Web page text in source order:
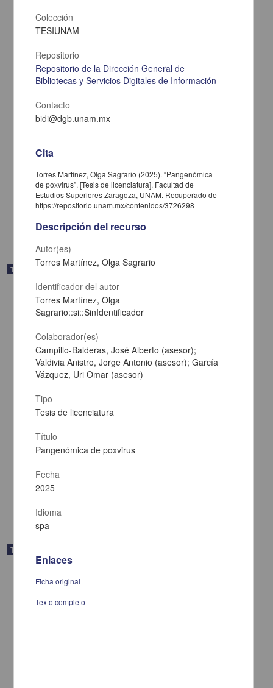
Castañeda Ceballos, Jorge Guillermo; Said Contreras Dafne
Medicina y Ciencias de la Salud
Trabajo de grado
Agustín Aragón: crítico de los tópicos del darwinismo social
Trabajo de grado
Colección
TESIUNAM
Repositorio
Repositorio de la Dirección General de
Bibliotecas y Servicios Digitales de Información
Contacto
bidi@dgb.unam.mx
Cita
Torres Martínez, Olga Sagrario (2025). “Pangenómica
de poxvirus”. [Tesis de licenciatura]. Facultad de
Estudios Superiores Zaragoza, UNAM. Recuperado de
https://repositorio.unam.mx/contenidos/3726298
Descripción del recurso
Autor(es)
Torres Martínez, Olga Sagrario
Identificador del autor
Torres Martínez, Olga
Sagrario::si::SinIdentificador
Colaborador(es)
Campillo-Balderas, José Alberto (asesor);
Valdivia Anistro, Jorge Antonio (asesor); García
Vázquez, Uri Omar (asesor)
Tipo
Tesis de licenciatura
Título
Pangenómica de poxvirus
Fecha
2025
Idioma
spa
Enlaces
Ficha original
Texto completo